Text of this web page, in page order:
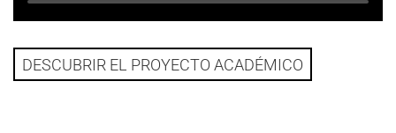
DESCUBRIR EL PROYECTO ACADÉMICO